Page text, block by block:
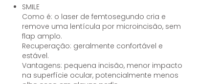
SMILE
Como é: o laser de femtosegundo cria e
remove uma lentícula por microincisão, sem
flap amplo.
Recuperação: geralmente confortável e
estável.
Vantagens: pequena incisão, menor impacto
na superfície ocular, potencialmente menos